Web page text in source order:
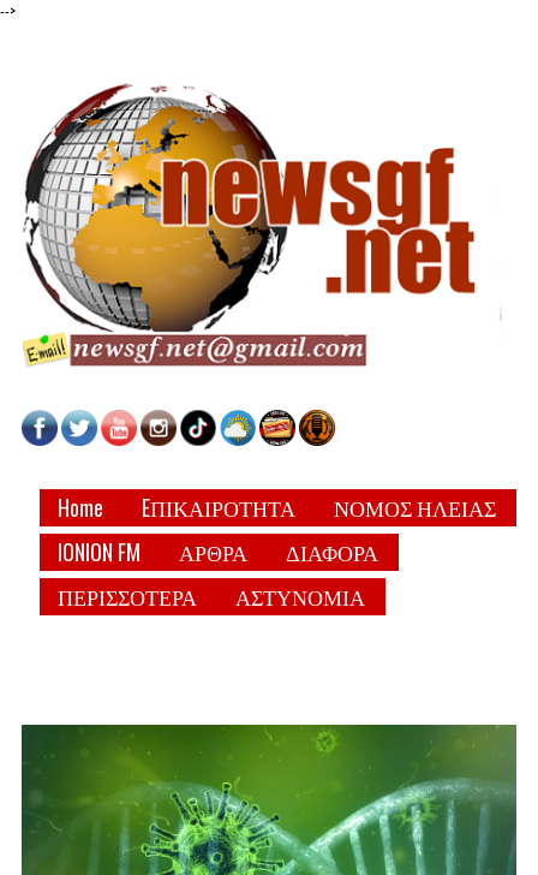
-->
Home EΠΙΚΑΙΡΟΤΗΤΑ
ΝΟΜΟΣ ΗΛΕΙΑΣ
IONION FM
ΑΡΘΡΑ
ΔΙΑΦΟΡΑ
ΠΕΡΙΣΣΟΤΕΡΑ
ΑΣΤΥΝΟΜΙΑ